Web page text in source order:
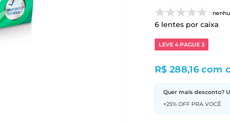
6lentes por caixa
LEVE 4 PAGUE 3
R$ 288,16 com
Quer mais desconto?
+25% OFF PRA VOCÊ